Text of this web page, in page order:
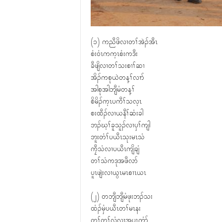
(၁) ကညီဖိလၢတၢ်အဲၣ်အီၤ
စံး၀ံၤကက့ၤစံးကဒီး
ခီဖျိလၢတၢ်သးစၢၢ်ဆၢ
အိၣ်ကစုယဲတန့ၢ်လၢာ်
အါစုအါဘျီမံတန့ၢ်
စိမိၣ်က့ၤပကီၢ်သလ့ၤ
စးထီၣ်လၢယနီၢ်ဆံးခါ
ဘၣ်ဃ့ၢ်ခူသူၣ်လၢၦၢ်ကျါ
ဘူးတံၢ်ပယီၤသုးမၤသံ
ကၠီသံလၢပယီၤကျိချံ
တၢ်သံကဒုအဖီလာ်
ပူၤဖျဲးလၢယွၤမၤစၢၤယၤ
(၂) တဘျီဘျီမံဖုးဘၣ်သး
ထံၣ်မှံပယီၤတၢ်မၤနး